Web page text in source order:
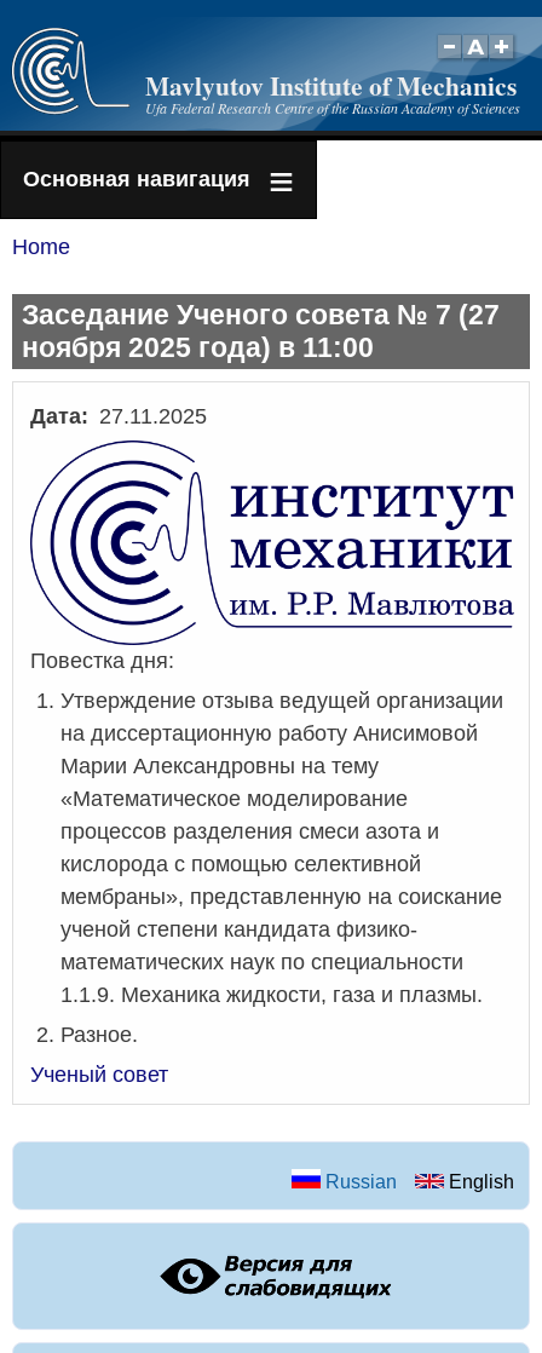
Skip
to
main
content
Mavlyutov Institute of Mechanics
Ufa Federal Research Centre of the Russian Academy of Sciences
Основная навигация
Home
Заседание Ученого совета № 7 (27
ноября 2025 года) в 11:00
Дата 27.11.2025
Повестка дня:
Утверждение отзыва ведущей организации
на диссертационную работу Анисимовой
Марии Александровны на тему
«Математическое моделирование
процессов разделения смеси азота и
кислорода с помощью селективной
мембраны», представленную на соискание
ученой степени кандидата физико-
математических наук по специальности
1.1.9. Механика жидкости, газа и плазмы.
Разное.
Ученый совет
Russian English